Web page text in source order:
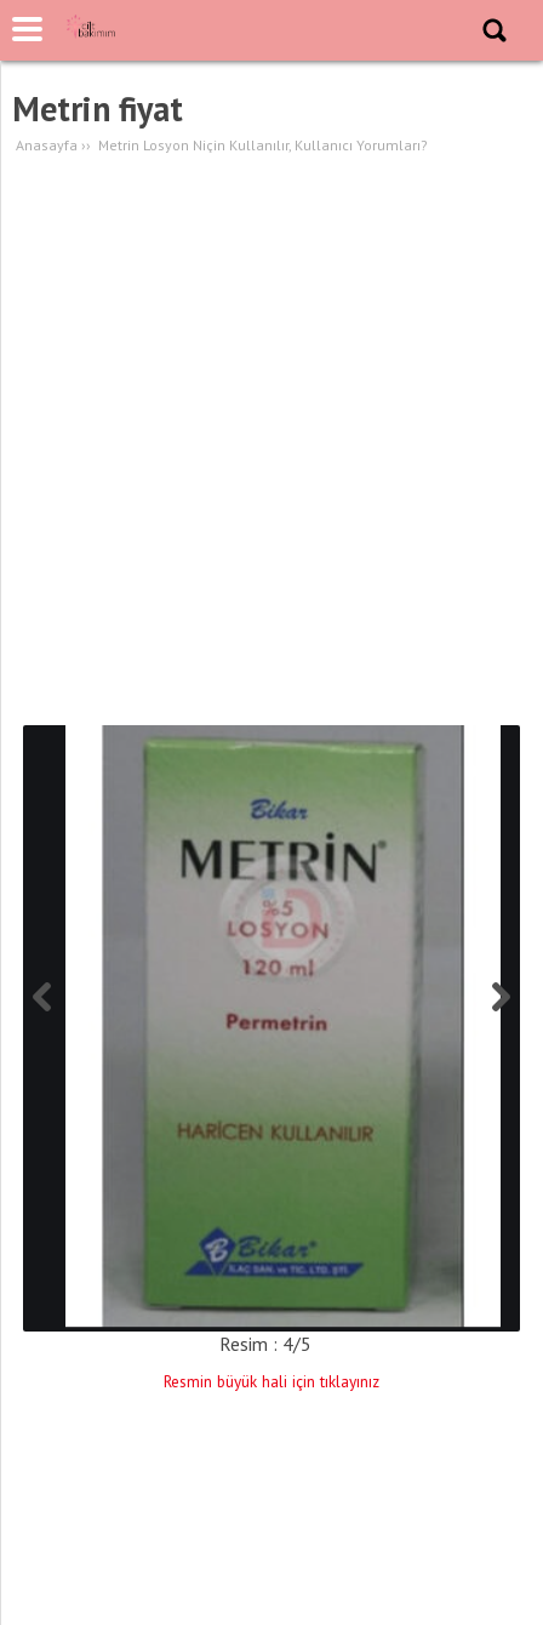
Metrin fiyat
Anasayfa ›› Metrin Losyon Niçin Kullanılır, Kullanıcı Yorumları?
Resim : 4/5
Resmin büyük hali için tıklayınız